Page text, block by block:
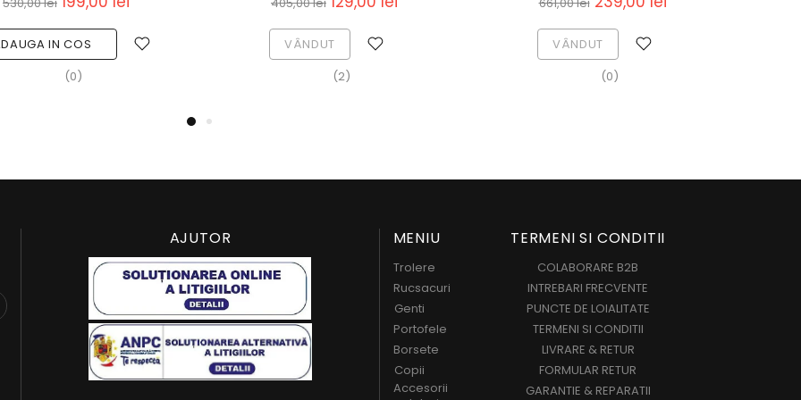
VÂNDUT
ADAUGA IN COS
AJUTOR MENIU
Trolere
Rucsacuri
Genti
Portofele
Borsete
Copii
Accesorii
TERMENI SI CONDITII
COLABORARE B2B
INTREBARI FRECVENTE
PUNCTE DE LOIALITATE
TERMENI SI CONDITII
LIVRARE & RETUR
FORMULAR RETUR
GARANTIE & REPARATII